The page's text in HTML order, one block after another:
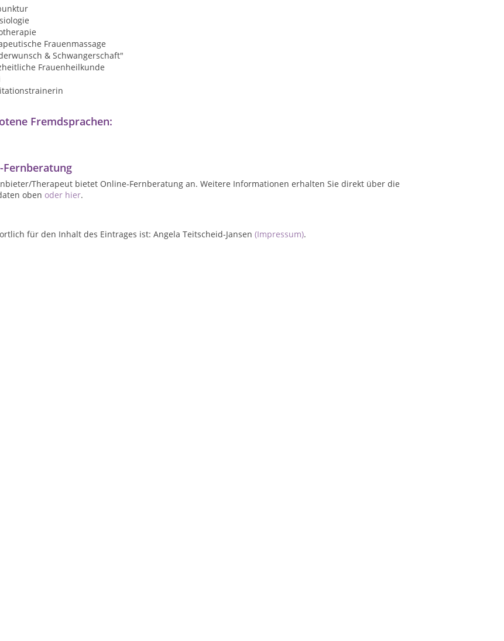
Frauenmassage
& Schwangerschaft"
Frauenheilkunde
Fremdsprachen:
Fernberatung
Therapeut bietet Online-Fernberatung an. Weitere Informationen erhalten Sie direkt über die
oben oder hier.
für den Inhalt des Eintrages ist: Angela Teitscheid-Jansen (Impressum).